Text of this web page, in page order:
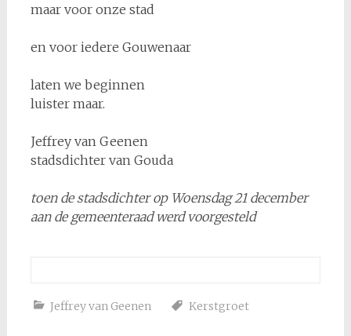
maar voor onze stad
en voor iedere Gouwenaar
laten we beginnen
luister maar.
Jeffrey van Geenen
stadsdichter van Gouda
toen de stadsdichter op Woensdag 21 december
aan de gemeenteraad werd voorgesteld
Jeffrey van Geenen Kerstgroet